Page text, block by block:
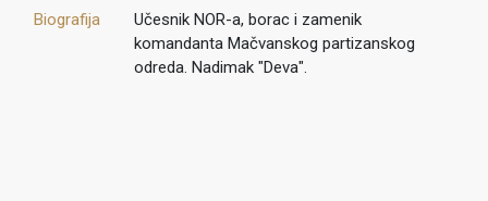
Biografija
Učesnik NOR-a, borac i zamenik
komandanta Mačvanskog partizanskog
odreda. Nadimak "Deva".